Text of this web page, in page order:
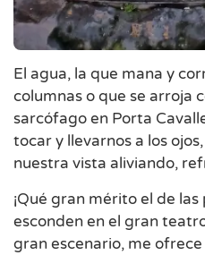
El agua, la que mana y
columnas o que se arroja
sarcófago en Porta
tocar y llevarnos a los
nuestra vista aliviando,
¡Qué gran mérito el de
esconden en el gran
gran escenario, me